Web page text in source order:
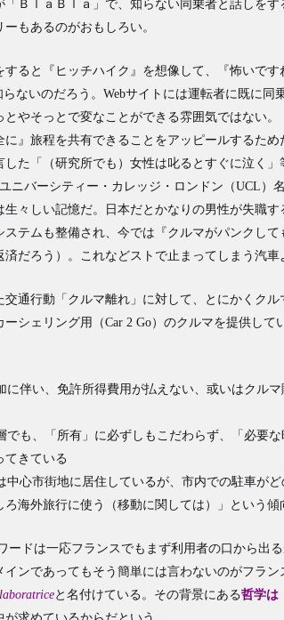
「ＢｌａＢｌａ」で、知らない同乗者と話しを
もあるのがおもしろい。
すると『ヒッチハイク』を想像して、『怖いで
ないのだろう。Webサイトには運転者に既に同
とやそっとで変なことができる雰囲気ではない
に』旅程を共有できることをアッピールするた
した「（研究所でも）女性は叱るとすぐに泣く
ニバーシティー・カレッジ・ロンドン（UCL）
々しい記憶だ。日本だとかなりの男性が失職す
ステムも整備され、今では『クルマがパンクし
だろう）。これなどストで止まってしまう汽車
交通行動「クルマ離れ」に対して、とにかくク
シェリング用（Car 2 Go）のクルマを提供して
伴い、免許所得費用が払えない、或いはクルマ
も、「所有」に必ずしもこだわらず、「必要な
てきている
心市街地に居住しているが、市内での駐車がど
ろ海外旅行に使う（移動に関しては）」という傾
ードは一応フランスでもまず利用者の口から出
インであってもそう簡単には言わないのがフラン
と名付けている。その背景にある哲学は